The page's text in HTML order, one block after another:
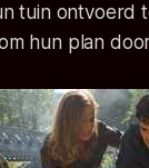
tuin ontvoerd
hun plan